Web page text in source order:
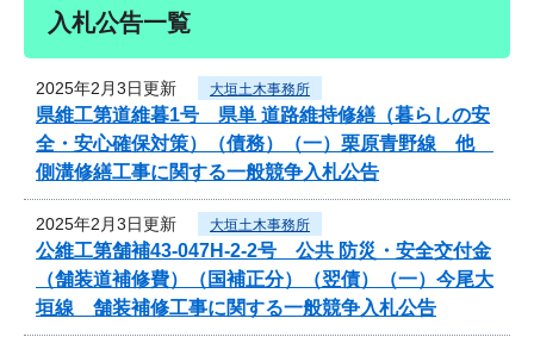
入札公告一覧
2025年2月3日更新 大垣土木事務所
県維工第道維暮1号 県単 道路維持修繕（暮らしの安
全・安心確保対策）（債務）（一）栗原青野線 他
側溝修繕工事に関する一般競争入札公告
2025年2月3日更新 大垣土木事務所
公維工第舗補43-047H-2-2号 公共 防災・安全交付金
（舗装道補修費）（国補正分）（翌債）（一）今尾大
垣線 舗装補修工事に関する一般競争入札公告